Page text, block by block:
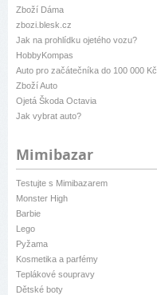
Zboží Dáma
zbozi.blesk.cz
Jak na prohlídku ojetého vozu?
HobbyKompas
Auto pro začátečníka do 100 000 Kč
Zboží Auto
Ojetá Škoda Octavia
Jak vybrat auto?
Mimibazar
Testujte s Mimibazarem
Monster High
Barbie
Lego
Pyžama
Kosmetika a parfémy
Teplákové soupravy
Dětské boty